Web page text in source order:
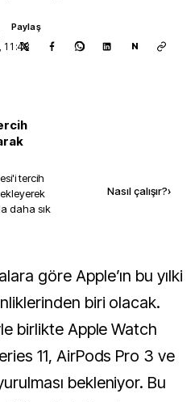
11:48
Paylaş
N
'i tercih
daha sık
Nasıl çalışır?›
biri olacak.
birlikte Apple Watch
11, AirPods Pro 3 ve
bekleniyor. Bu